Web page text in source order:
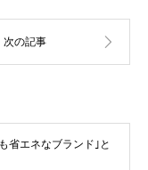
省エネなブランド｣と